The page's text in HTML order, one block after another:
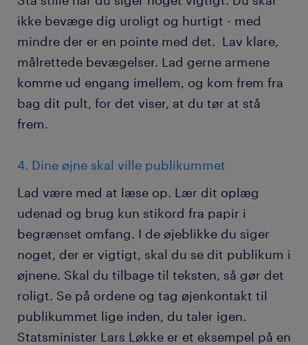
ikke bevæge dig uroligt og hurtigt - med
mindre der er en pointe med det. Lav klare,
målrettede bevægelser. Lad gerne armene
komme ud engang imellem, og kom frem fra
bag dit pult, for det viser, at du tør at stå
frem.
4. Dine øjne skal ville publikummet
Lad være med at læse op. Lær dit oplæg
udenad og brug kun stikord fra papir i
begrænset omfang. I de øjeblikke du siger
noget, der er vigtigt, skal du se dit publikum i
øjnene. Skal du tilbage til teksten, så gør det
roligt. Se på ordene og tag øjenkontakt til
publikummet lige inden, du taler igen.
Statsminister Lars Løkke er et eksempel på en